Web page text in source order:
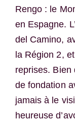
Rengo : le
en Espagne.
del Camino,
la Région 2,
reprises. Bien
de fondation
jamais à le
heureuse